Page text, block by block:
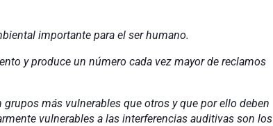
importante para el ser humano.
un número cada vez mayor de reclamos
vulnerables que otros y que por ello deben
vulnerables a las interferencias auditivas son los